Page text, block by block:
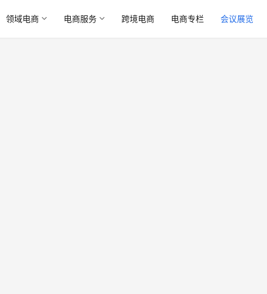
领域电商 电商服务 跨境电商 电商专栏 会议展览